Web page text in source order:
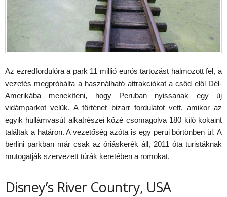
Az ezredfordulóra a park 11 millió eurós tartozást halmozott fel, a
vezetés megpróbálta a használható attrakciókat a csőd elől Dél-
Amerikába menekíteni, hogy Peruban nyissanak egy új
vidámparkot velük. A történet bizarr fordulatot vett, amikor az
egyik hullámvasút alkatrészei közé csomagolva 180 kiló kokaint
találtak a határon. A vezetőség azóta is egy perui börtönben ül. A
berlini parkban már csak az óriáskerék áll, 2011 óta turistáknak
mutogatják szervezett túrák keretében a romokat.
Disney’s River Country, USA